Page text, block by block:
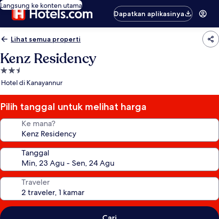
Langsung ke konten utama
Dapatkan aplikasinya
Lihat semua properti
Kenz Residency
Properti
bintang
Hotel di Kanayannur
Pilih tanggal untuk melihat harga
Ke mana?
Tanggal
Traveler